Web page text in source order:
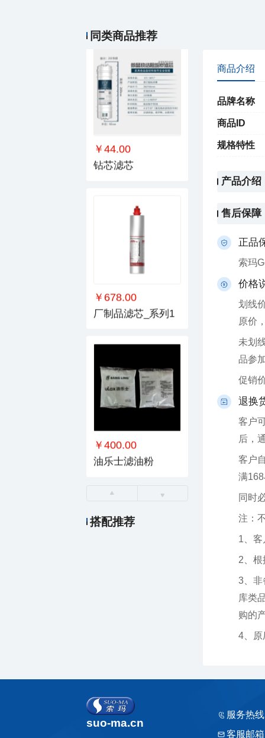
同类商品推荐
￥44.00
钻芯滤芯
￥678.00
厂制品滤芯_系列1
￥400.00
油乐士滤油粉
搭配推荐
商品介绍
品牌名称
商品ID
规格特性
产品介绍
售后保障
正品
索玛
价格
原价
品参
促销
退换
后，
满
同时
注：
1、
2、
购的
4、原
suo-ma.cn
服务热
客服邮